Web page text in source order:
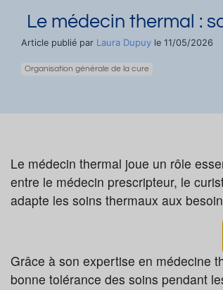
Le médecin thermal :
Article publié par Laura Dupuy le 11/05/2026
Organisation générale de la cure
Le médecin thermal joue un rôle
entre le médecin prescripteur, le
adapte les soins thermaux aux
Grâce à son expertise en médecine
bonne tolérance des soins pendant